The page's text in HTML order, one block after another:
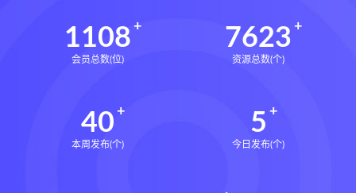
1108
会员总数(位)
7623
资源总数(个)
40
本周发布(个)
5
今日发布(个)